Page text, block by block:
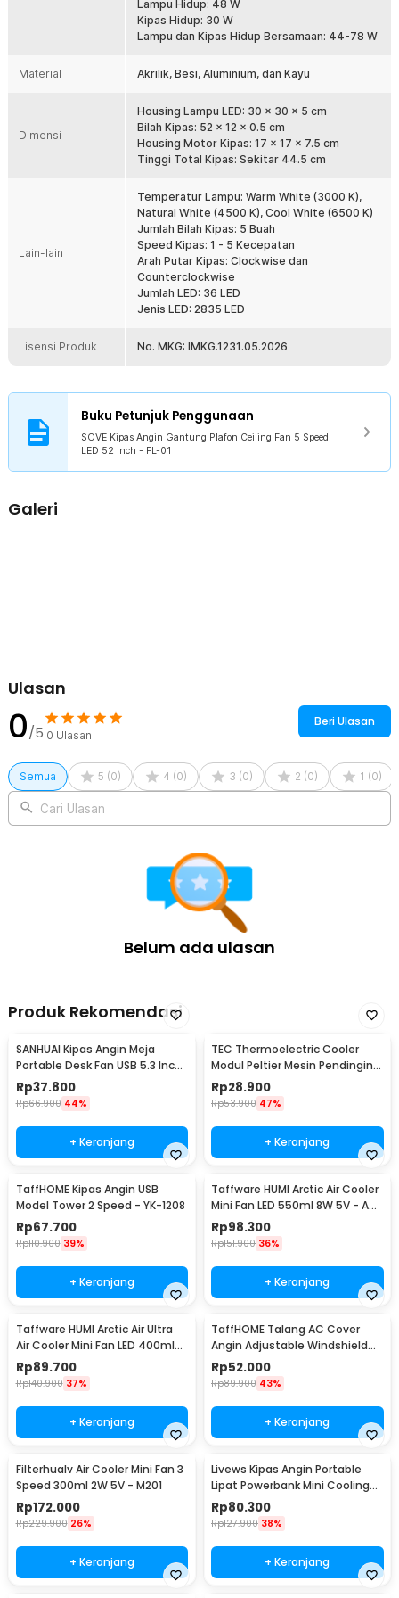
sedangkan mode reverse membantu mendistribusikan udara
secara lebih merata. Fitur ini menjadikan kipas angin plafon ideal
digunakan sepanjang tahun.
Selain sebagai kipas angin plafon , produk ini juga berfungsi
memilih Warm White 3000 K, Natural White 4500 K, atau Cool White
6500 K sesuai suasana dan aktivitas. Kombinasi kipas plafon LED
dan lampu dalam satu perangkat membuat instalasi lebih praktis
Semua fungsi dapat dioperasikan dengan mudah menggunakan
remote control yang disertakan. Anda dapat mengatur kecepatan
kipas, mengubah warna lampu LED, mengaktifkan fitur reversible,
serta mengontrol berbagai mode tanpa harus berpindah dari
tempat duduk. Pengoperasian lebih nyaman untuk penggunaan
Desain Elegan dan Material Premium
berkualitas untuk menghasilkan tampilan yang elegan sekaligus
berfungsi sebagai kipas angin plafon , produk juga menjadi elemen
Kelengkapan Produk
Rincian yang Anda dapatkan untuk pembelian produk ini:
1 x Ring LED Tri Color
1 x Panduan Penggunaan
Lampu Hidup: 48 W
Kipas Hidup: 30 W
Lampu dan Kipas Hidup Bersamaan: 44-78 W
Material Akrilik, Besi, Aluminium, dan Kayu
Dimensi
Housing Lampu LED: 30 x 30 x 5 cm
Bilah Kipas: 52 x 12 x 0.5 cm
Housing Motor Kipas: 17 x 17 x 7.5 cm
Tinggi Total Kipas: Sekitar 44.5 cm
Lain-lain
Temperatur Lampu: Warm White (3000 K),
Natural White (4500 K), Cool White (6500 K)
Jumlah Bilah Kipas: 5 Buah
Speed Kipas: 1 - 5 Kecepatan
Arah Putar Kipas: Clockwise dan
Counterclockwise
Jumlah LED: 36 LED
Jenis LED: 2835 LED
Lisensi Produk No. MKG: IMKG.1231.05.2026
Buku Petunjuk Penggunaan
SOVE Kipas Angin Gantung Plafon Ceiling Fan 5 Speed
LED 52 Inch - FL-01
Galeri
Ulasan
0/5 0 Ulasan
Beri Ulasan
Semua 5 (0) 4 (0) 3 (0) 2 (0) 1 (0)
Cari Ulasan
Belum ada ulasan
Produk Rekomendasi
SANHUAI Kipas Angin Meja
Portable Desk Fan USB 5.3 Inch
2.5W - A18
Rp37.800
Rp66.900 44%
+ Keranjang
TEC Thermoelectric Cooler
Modul Peltier Mesin Pendingin
92W 12V - TEC1-12706
Rp28.900
Rp53.900 47%
+ Keranjang
TaffHOME Kipas Angin USB
Model Tower 2 Speed - YK-1208
Rp67.700
Rp110.900 39%
+ Keranjang
Taffware HUMI Arctic Air Cooler
Mini Fan LED 550ml 8W 5V - AA-
MC4
Rp98.300
Rp151.900 36%
+ Keranjang
Taffware HUMI Arctic Air Ultra
Air Cooler Mini Fan LED 400ml
8W 5V - K-F009
Rp89.700
Rp140.900 37%
+ Keranjang
TaffHOME Talang AC Cover
Angin Adjustable Windshield
Deflector - WB588
Rp52.000
Rp89.900 43%
+ Keranjang
Filterhualv Air Cooler Mini Fan 3
Speed 300ml 2W 5V - M201
Rp172.000
Rp229.900 26%
+ Keranjang
Livews Kipas Angin Portable
Lipat Powerbank Mini Cooling
Fan 3000mAh - F3
Rp80.300
Rp127.900 38%
+ Keranjang